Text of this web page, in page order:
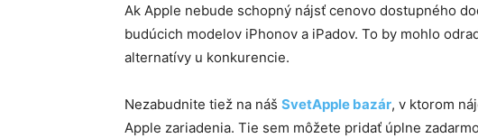
Ak Apple nebude schopný nájsť cenovo dostupného
budúcich modelov iPhonov a iPadov. To by mohlo
alternatívy u konkurencie.
Nezabudnite tiež na náš SvetApple bazár, v ktorom
Apple zariadenia. Tie sem môžete pridať úplne zadarmo